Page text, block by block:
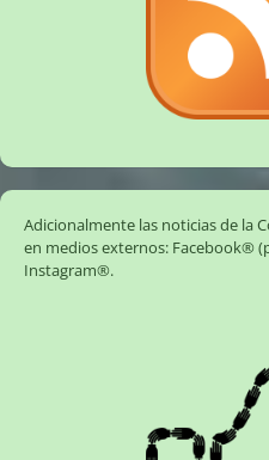
Adicionalmente las noticias de la
en medios externos: Facebook®
Instagram®.